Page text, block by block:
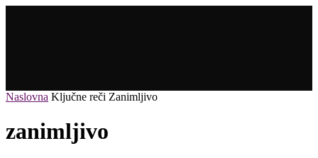
Naslovna Ključne reči Zanimljivo
zanimljivo